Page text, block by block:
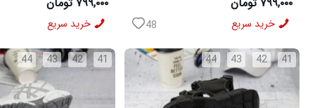
خرید سریع 48 خرید سریع
41
42
43
44
41
42
43
44